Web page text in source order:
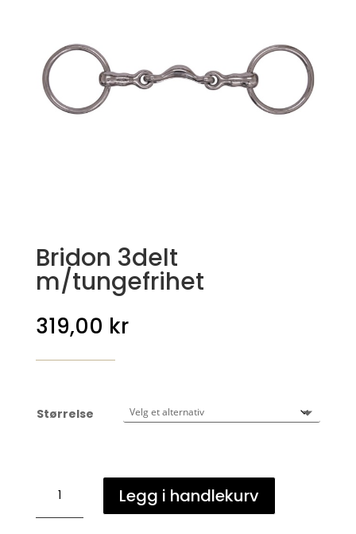
Bridon 3delt
m/tungefrihet
319,00 kr
Størrelse
3delt
m/tungefrihet
Legg i handlekurv